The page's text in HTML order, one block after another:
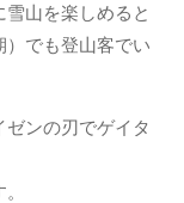
山を楽しめると
）でも登山客でい
ンの刃でゲイタ